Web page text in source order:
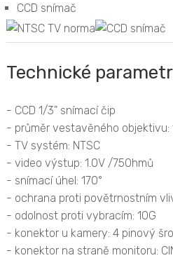
CCD snímač
Technické
- CCD 1/3" snímací čip
- průměr vestavěného objektivu:
- TV systém: NTSC
- video výstup: 1.0V /75Ohmů
- snímací úhel: 170°
- ochrana proti povětrnostním
- odolnost proti vybracím: 10G
- konektor u kamery: 4 pinový
- konektor na straně monitoru: